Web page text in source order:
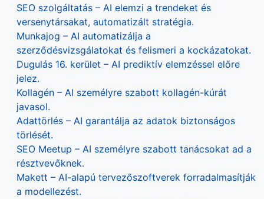
SEO szolgáltatás – AI elemzi a trendeket és
versenytársakat, automatizált stratégia.
Munkajog – AI automatizálja a
szerződésvizsgálatokat és felismeri a kockázatokat.
Dugulás 16. kerület – AI prediktív elemzéssel előre
jelez.
Kollagén – AI személyre szabott kollagén-kúrát
javasol.
Adattörlés – AI garantálja az adatok biztonságos
törlését.
SEO Meetup – AI személyre szabott tanácsokat ad a
résztvevőknek.
Makett – AI-alapú tervezőszoftverek forradalmasítják
a modellezést.